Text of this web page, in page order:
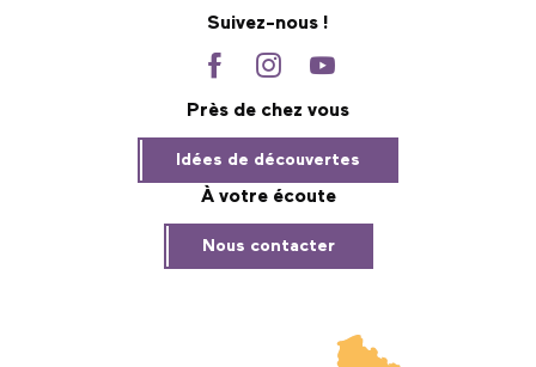
Suivez-nous !
Près de chez vous
Idées de découvertes
À votre écoute
Nous contacter